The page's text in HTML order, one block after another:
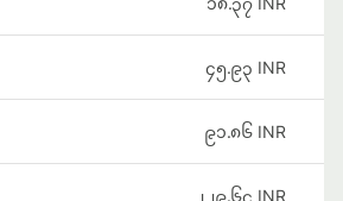
၄၅.၉၃ INR
၉၁.၈၆ INR
၂၂၉.၆၄ INR